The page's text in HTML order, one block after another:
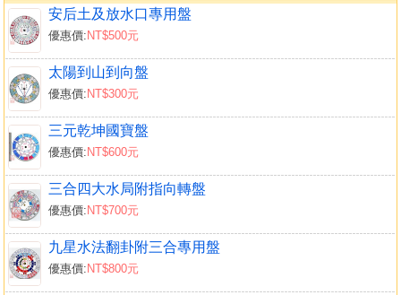
安后土及放水口專用盤
優惠價:NT$500元
太陽到山到向盤
優惠價:NT$300元
三元乾坤國寶盤
優惠價:NT$600元
三合四大水局附指向轉盤
優惠價:NT$700元
九星水法翻卦附三合專用盤
優惠價:NT$800元